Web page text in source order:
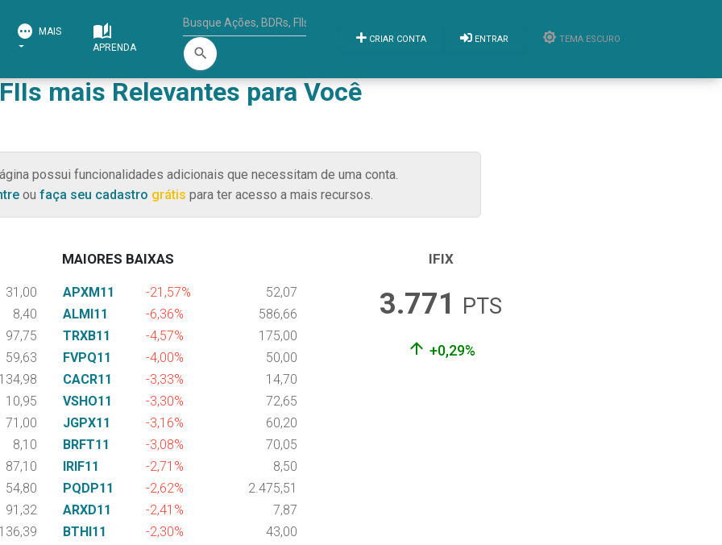
MAIS
APRENDA
search
CRIAR CONTA ENTRAR TEMA ESCURO
FIIs mais Relevantes para Você
possui funcionalidades adicionais que necessitam de uma conta.
ou faça seu cadastro grátis para ter acesso a mais recursos.
31,00
8,40
97,75
59,63
134,98
10,95
71,00
8,10
87,10
54,80
91,32
136,39
MAIORES BAIXAS
APXM11 -21,57%
52,07
ALMI11
-6,36%
586,66
TRXB11
-4,57%
175,00
FVPQ11
-4,00%
50,00
CACR11
-3,33%
14,70
VSHO11
-3,30%
72,65
JGPX11
-3,16%
60,20
BRFT11
-3,08%
70,05
IRIF11
-2,71%
8,50
PQDP11
-2,62%
2.475,51
ARXD11
-2,41%
7,87
BTHI11
-2,30%
43,00
IFIX
3.771 PTS
+0,29%